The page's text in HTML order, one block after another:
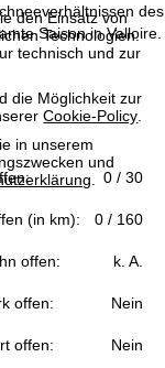
den Einsatz von
Technologien.
technisch und zur
die Möglichkeit zur
Cookie-Policy
in unserem
und
des
Saison in Valloire.
0 / 30
(in km): 0 / 160
offen: k. A.
offen: Nein
offen: Nein